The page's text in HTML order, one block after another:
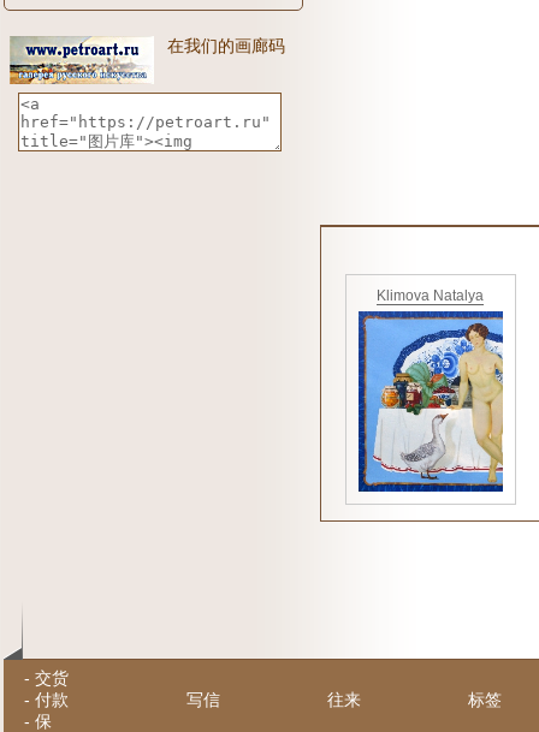
在我们的画廊码
Klimova Natalya
- 交货
- 付款
- 保
写信 往来 标签